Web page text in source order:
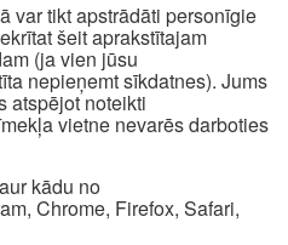
var tikt apstrādāti personīgie
šeit aprakstītajam
(ja vien jūsu
nepieņemt sīkdatnes). Jums
atspējot noteikti
vietne nevarēs darboties
kādu no
Chrome, Firefox, Safari,